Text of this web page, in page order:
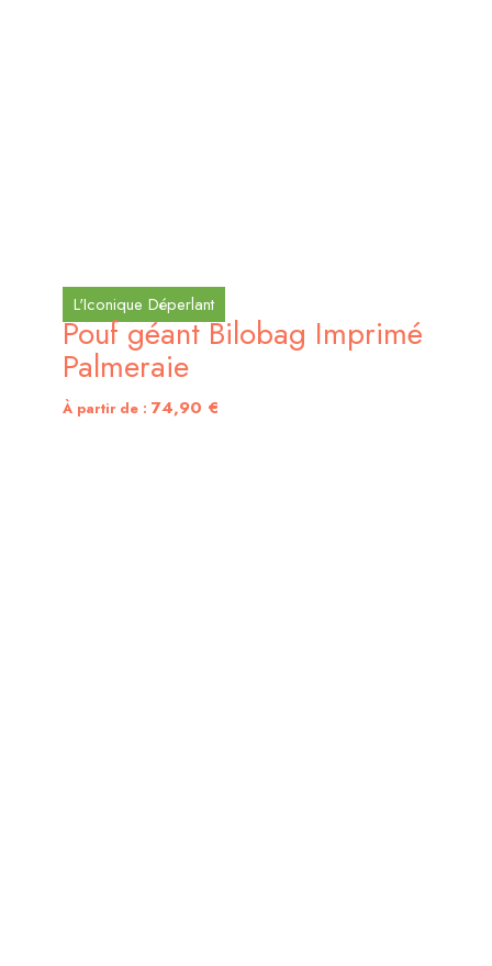
L'Iconique Déperlant
Pouf géant Bilobag Imprimé
Palmeraie
À partir de : 74,90 €